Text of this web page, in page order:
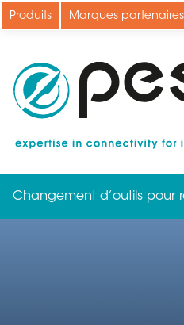
Aller
au
principal
Produits Marques partenaires
Changement d’outils pour